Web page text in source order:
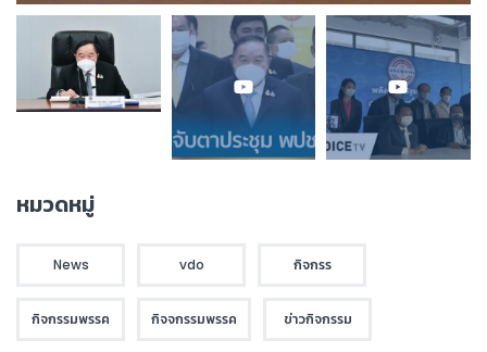
หมวดหมู่
News vdo กิจกรร
กิจกรรมพรรค กิจจกรรมพรรค ข่าวกิจกรรม